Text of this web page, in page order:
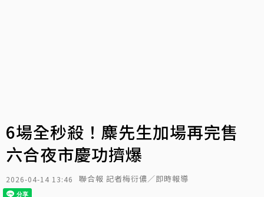
6場全秒殺！麋先生加場再完售
六合夜市慶功擠爆
2026-04-14 13:46 聯合報 記者梅衍儂／即時報導